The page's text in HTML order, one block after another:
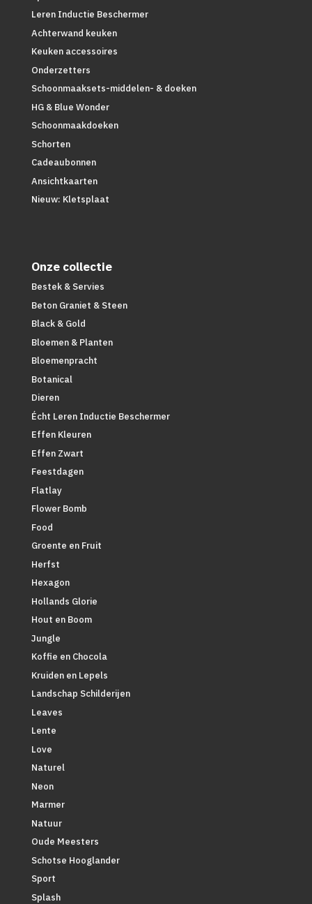
Leren Inductie Beschermer
Achterwand keuken
Keuken accessoires
Onderzetters
Schoonmaaksets-middelen- & doeken
HG & Blue Wonder
Schoonmaakdoeken
Schorten
Cadeaubonnen
Ansichtkaarten
Nieuw: Kletsplaat
Onze collectie
Bestek & Servies
Beton Graniet & Steen
Black & Gold
Bloemen & Planten
Bloemenpracht
Botanical
Dieren
Écht Leren Inductie Beschermer
Effen Kleuren
Effen Zwart
Feestdagen
Flatlay
Flower Bomb
Food
Groente en Fruit
Herfst
Hexagon
Hollands Glorie
Hout en Boom
Jungle
Koffie en Chocola
Kruiden en Lepels
Landschap Schilderijen
Leaves
Lente
Love
Naturel
Neon
Marmer
Natuur
Oude Meesters
Schotse Hooglander
Sport
Splash